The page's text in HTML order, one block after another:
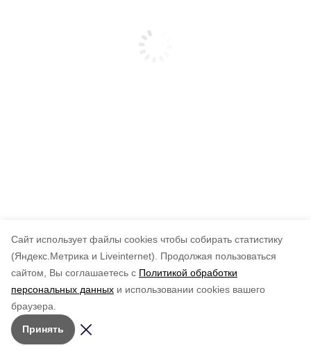
Cайт использует файлы cookies чтобы собирать статистику
(Яндекс.Метрика и Liveinternet).
Продолжая пользоваться
сайтом, Вы соглашаетесь с Политикой обработки
персональных данных и использовании cookies вашего
браузера.
Принять